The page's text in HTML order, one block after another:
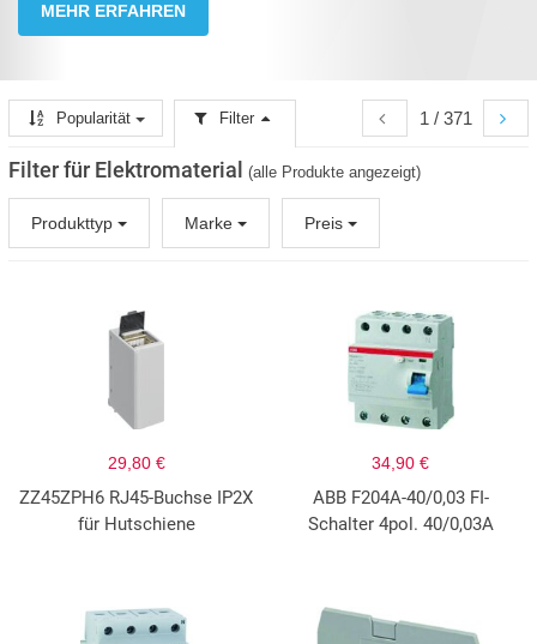
MEHR ERFAHREN
1 / 371
Popularität Filter
Filter für Elektromaterial (alle Produkte angezeigt)
Produkttyp Marke Preis
29,80 €
ZZ45ZPH6 RJ45-Buchse IP2X
für Hutschiene
34,90 €
ABB F204A-40/0,03 FI-
Schalter 4pol. 40/0,03A